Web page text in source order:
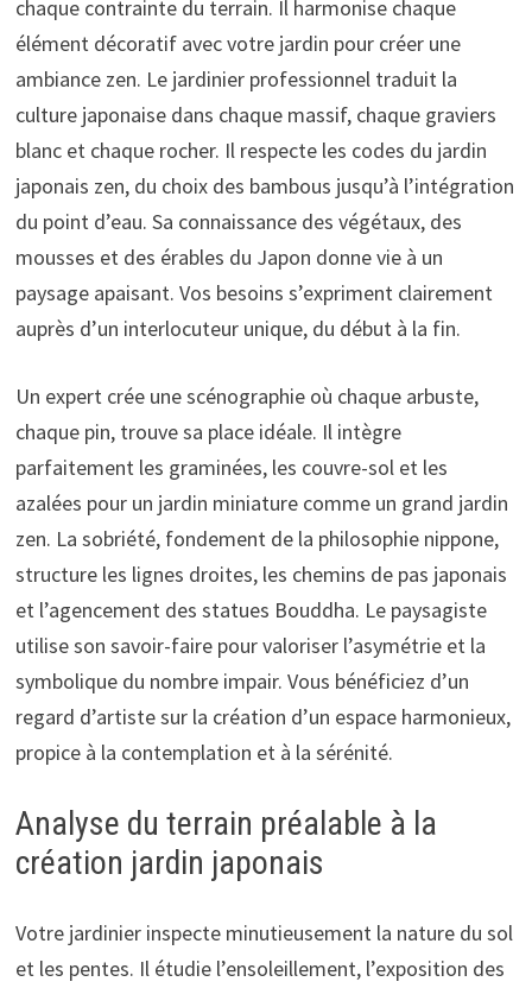
chaque contrainte du terrain. Il harmonise chaque
élément décoratif avec votre jardin pour créer une
ambiance zen. Le jardinier professionnel traduit la
culture japonaise dans chaque massif, chaque graviers
blanc et chaque rocher. Il respecte les codes du jardin
japonais zen, du choix des bambous jusqu’à l’intégration
du point d’eau. Sa connaissance des végétaux, des
mousses et des érables du Japon donne vie à un
paysage apaisant. Vos besoins s’expriment clairement
auprès d’un interlocuteur unique, du début à la fin.
Un expert crée une scénographie où chaque arbuste,
chaque pin, trouve sa place idéale. Il intègre
parfaitement les graminées, les couvre-sol et les
azalées pour un jardin miniature comme un grand jardin
zen. La sobriété, fondement de la philosophie nippone,
structure les lignes droites, les chemins de pas japonais
et l’agencement des statues Bouddha. Le paysagiste
utilise son savoir-faire pour valoriser l’asymétrie et la
symbolique du nombre impair. Vous bénéficiez d’un
regard d’artiste sur la création d’un espace harmonieux,
propice à la contemplation et à la sérénité.
Analyse du terrain préalable à la
création jardin japonais
Votre jardinier inspecte minutieusement la nature du sol
et les pentes. Il étudie l’ensoleillement, l’exposition des